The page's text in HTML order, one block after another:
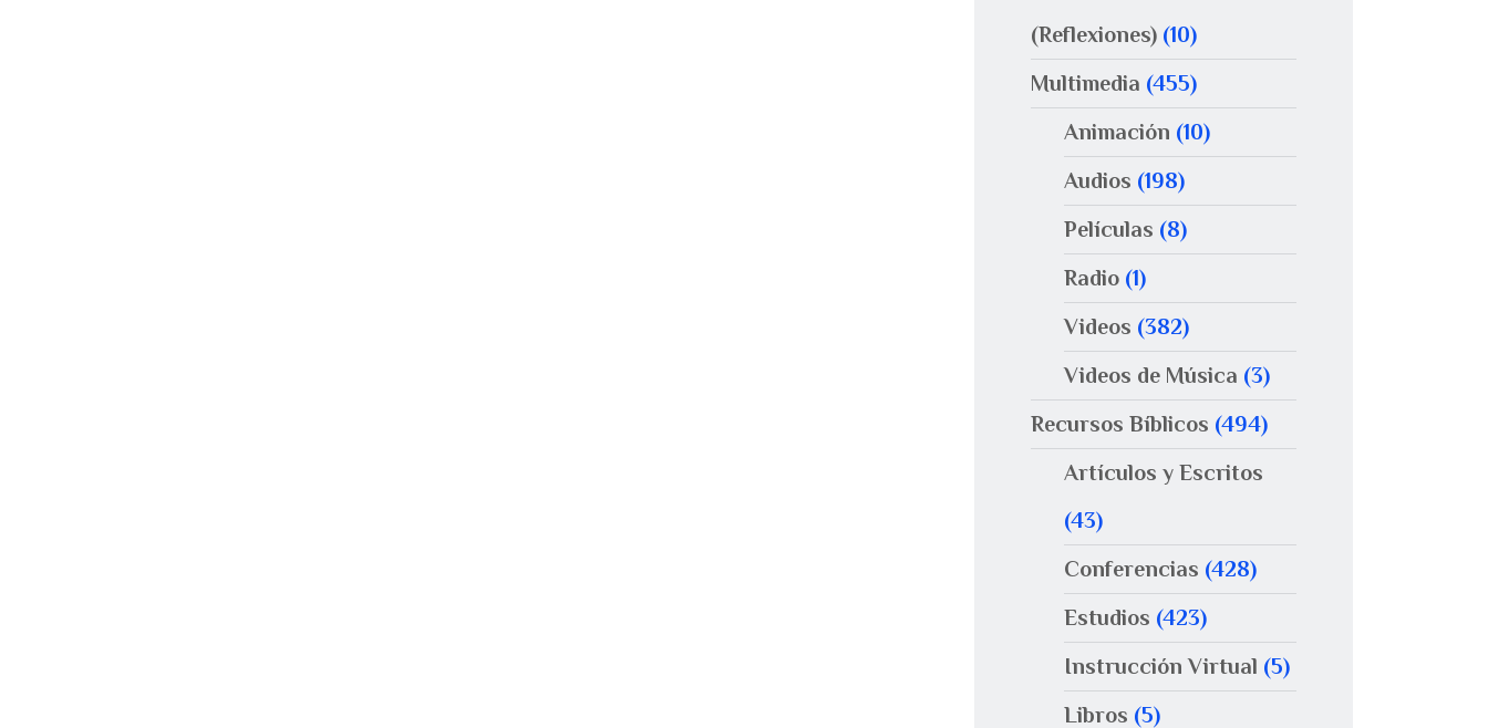
(Reflexiones) (10)
Multimedia (455)
Animación (10)
Audios (198)
Películas (8)
Radio (1)
Videos (382)
Videos de Música (3)
Recursos Bíblicos (494)
Artículos y Escritos
(43)
Conferencias (428)
Estudios (423)
Instrucción Virtual (5)
Libros (5)